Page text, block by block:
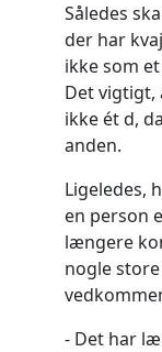
Således
der har
ikke som
Det vigtigt,
ikke ét d,
anden.
Ligeledes,
en person
længere
nogle
Det har